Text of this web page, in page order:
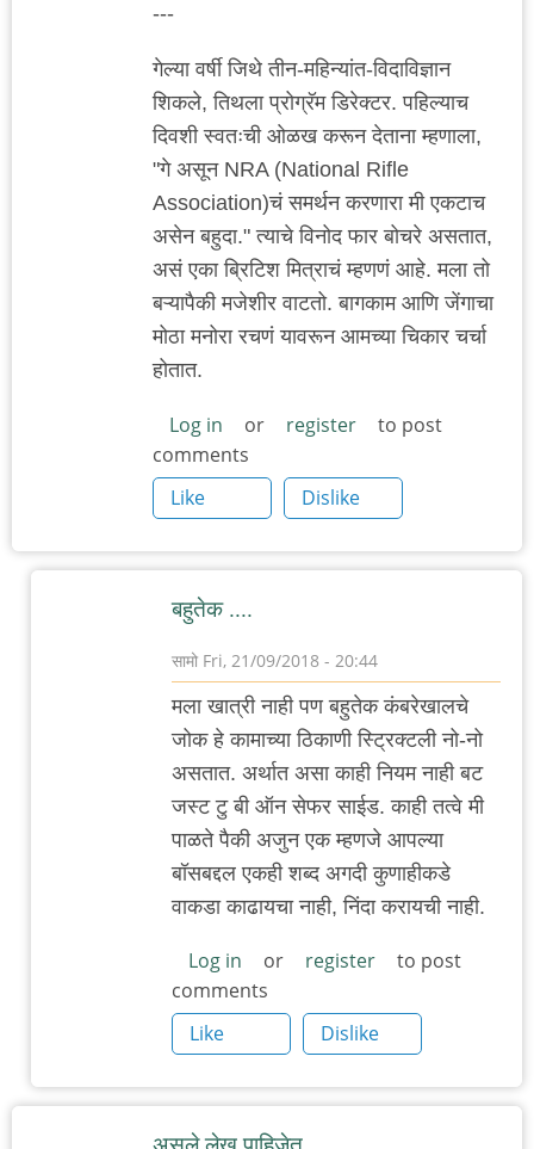
---
गेल्या वर्षी जिथे तीन-महिन्यांत-विदाविज्ञान
शिकले, तिथला प्रोग्रॅम डिरेक्टर. पहिल्याच
दिवशी स्वतःची ओळख करून देताना म्हणाला,
"गे असून NRA (National Rifle
Association)चं समर्थन करणारा मी एकटाच
असेन बहुदा." त्याचे विनोद फार बोचरे असतात,
असं एका ब्रिटिश मित्राचं म्हणणं आहे. मला तो
बऱ्यापैकी मजेशीर वाटतो. बागकाम आणि जेंगाचा
मोठा मनोरा रचणं यावरून आमच्या चिकार चर्चा
होतात.
Log in or register
to post
comments
Like
Dislike
बहुतेक ....
सामो Fri, 21/09/2018 - 20:44
In
reply
ताजा
संवाद
विक्षिप्त
अदिती
मला खात्री नाही पण बहुतेक कंबरेखालचे
जोक हे कामाच्या ठिकाणी स्ट्रिक्टली नो-नो
असतात. अर्थात असा काही नियम नाही बट
जस्ट टु बी ऑन सेफर साईड. काही तत्वे मी
पाळते पैकी अजुन एक म्हणजे आपल्या
बॉसबद्दल एकही शब्द अगदी कुणाहीकडे
वाकडा काढायचा नाही, निंदा करायची नाही.
Log in or register
to post
comments
Like
Dislike